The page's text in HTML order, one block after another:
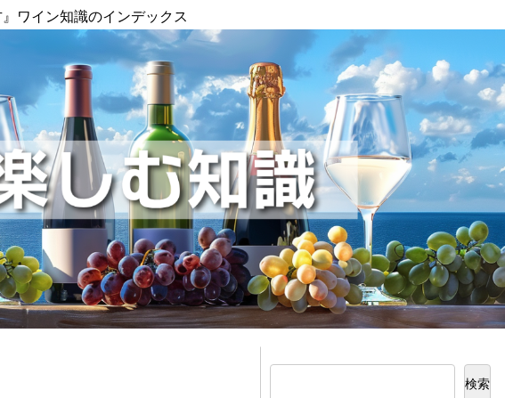
ワイン知識のインデックス
検索